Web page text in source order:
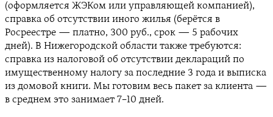
(оформляется ЖЭКом или управляющей компанией),
справка об отсутствии иного жилья (берётся в
Росреестре — платно, 300 руб., срок — 5 рабочих
дней). В Нижегородской области также требуются:
справка из налоговой об отсутствии деклараций по
имущественному налогу за последние 3 года и выписка
из домовой книги. Мы готовим весь пакет за клиента —
в среднем это занимает 7–10 дней.